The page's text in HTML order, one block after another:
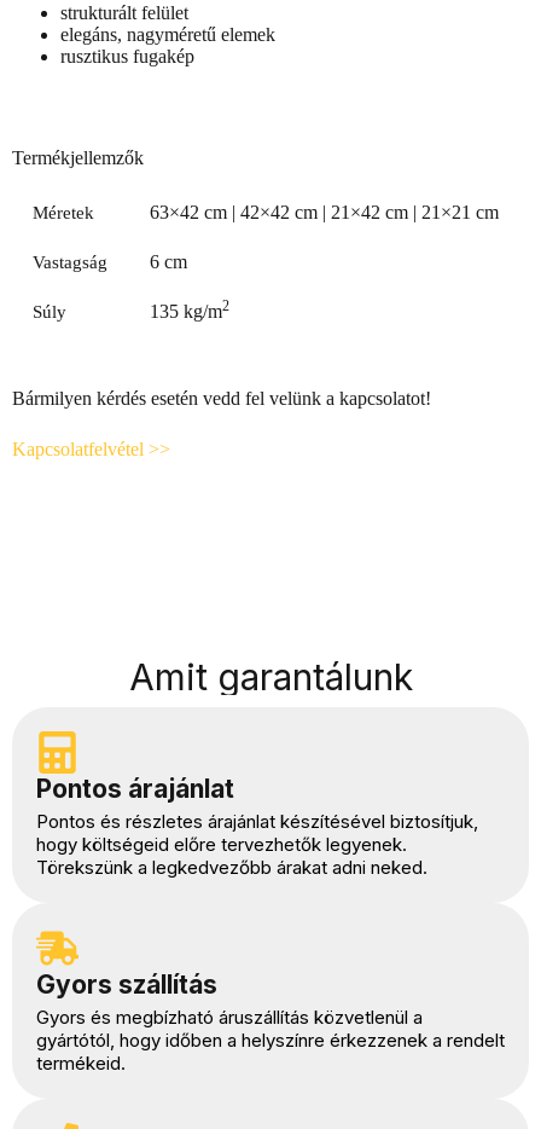
strukturált felület
elegáns, nagyméretű elemek
rusztikus fugakép
Termékjellemzők
Méretek 63×42 cm | 42×42 cm | 21×42 cm | 21×21 cm
Vastagság 6 cm
Súly 135 kg/m2
Bármilyen kérdés esetén vedd fel velünk a kapcsolatot!
Kapcsolatfelvétel >>
Amit garantálunk
Pontos árajánlat
Pontos és részletes árajánlat készítésével biztosítjuk,
hogy költségeid előre tervezhetők legyenek.
Törekszünk a legkedvezőbb árakat adni neked.
Gyors szállítás
Gyors és megbízható áruszállítás közvetlenül a
gyártótól, hogy időben a helyszínre érkezzenek a rendelt
termékeid.